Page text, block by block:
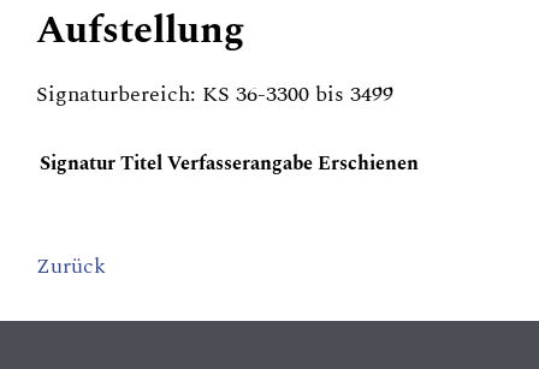
Aufstellung
Signaturbereich: KS 36-3300 bis 3499
SignaturTitelVerfasserangabeErschienen
Zurück